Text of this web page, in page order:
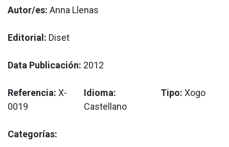
Autor/es: Anna Llenas
Editorial: Diset
Data Publicación: 2012
Referencia: X-
0019
Idioma:
Castellano
Tipo: Xogo
Categorías: